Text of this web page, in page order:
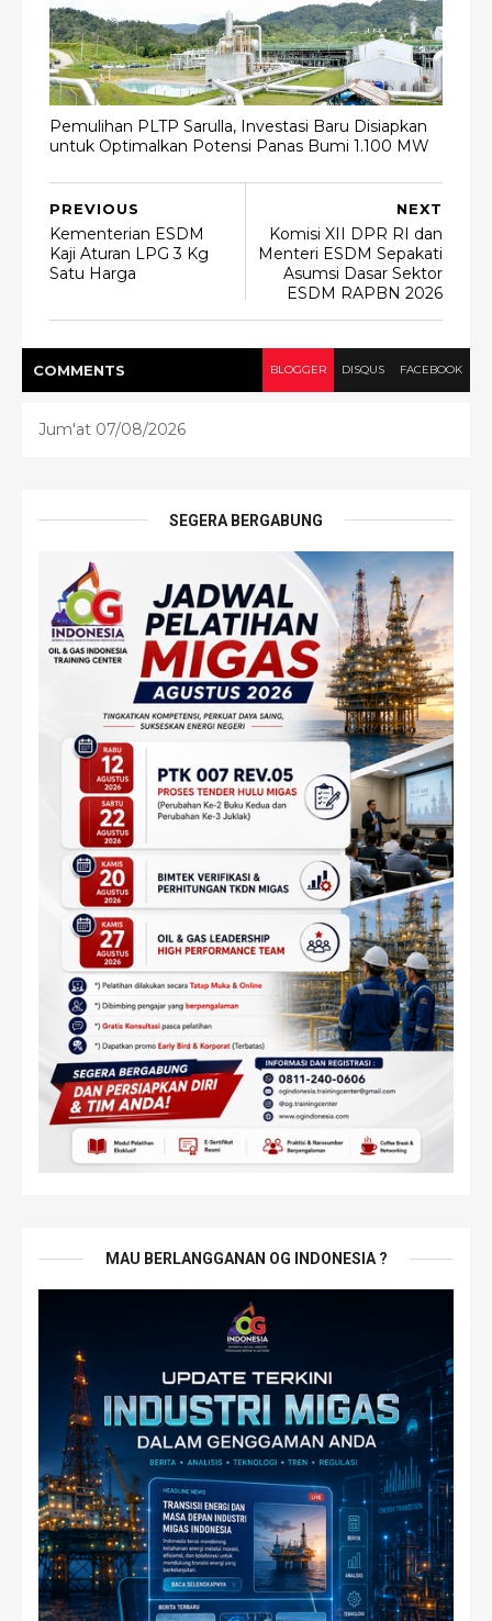
Pemulihan PLTP Sarulla, Investasi Baru Disiapkan
untuk Optimalkan Potensi Panas Bumi 1.100 MW
NEXT
Komisi XII DPR RI dan
Menteri ESDM Sepakati
Asumsi Dasar Sektor
ESDM RAPBN 2026
PREVIOUS
Kementerian ESDM
Kaji Aturan LPG 3 Kg
Satu Harga
COMMENTS BLOGGER DISQUS FACEBOOK
Jum'at 07/08/2026
SEGERA BERGABUNG
MAU BERLANGGANAN OG INDONESIA ?